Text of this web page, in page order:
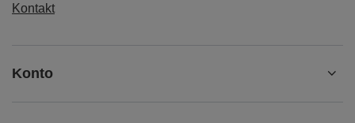
Kontakt
Konto